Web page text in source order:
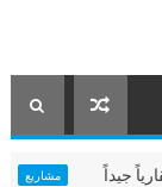
مشروع